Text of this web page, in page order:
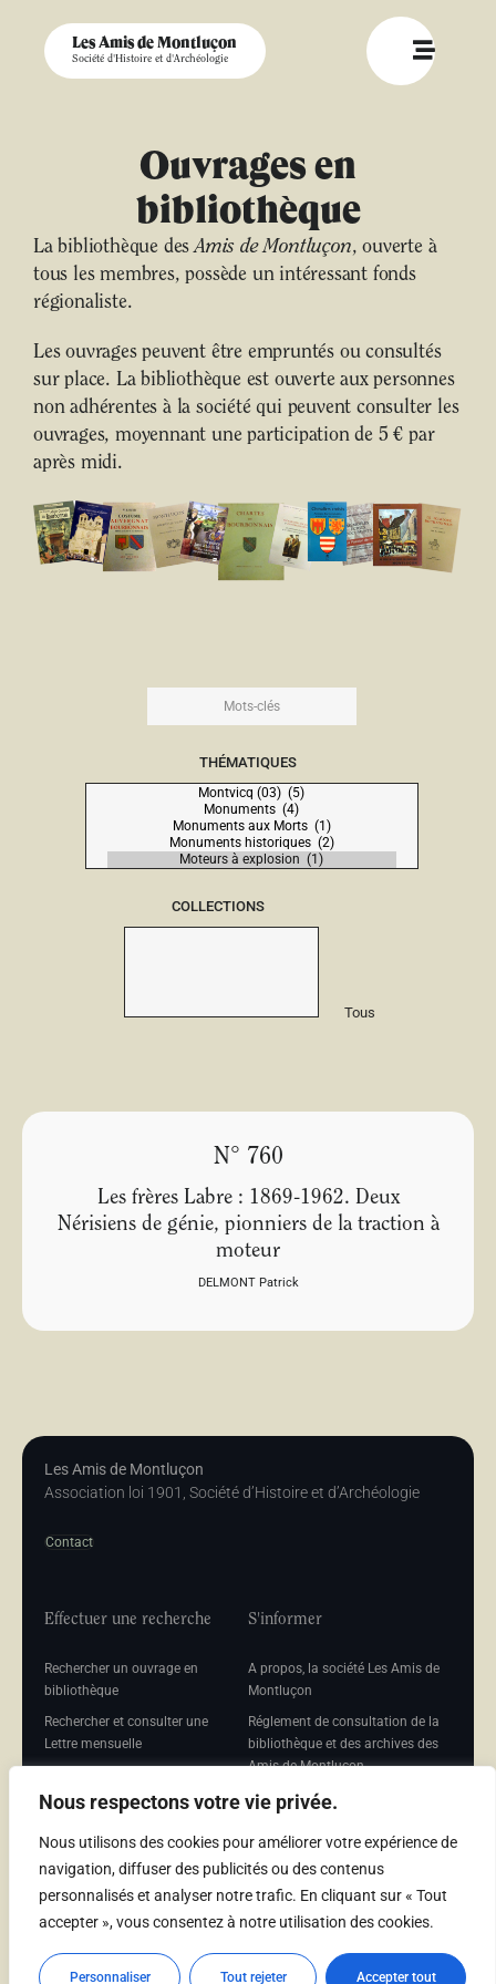
Nous respectons votre vie privée.
Nous utilisons des cookies pour améliorer votre expérience de
navigation, diffuser des publicités ou des contenus
personnalisés et analyser notre trafic. En cliquant sur « Tout
accepter », vous consentez à notre utilisation des cookies.
Personnaliser Tout rejeter Accepter tout
Les Amis de Montluçon
Société d'Histoire et d'Archéologie
Ouvrages en
bibliothèque
La bibliothèque desAmis de Montluçon, ouverte à
tous les membres, possède un intéressant fonds
régionaliste.
Les ouvrages peuvent être empruntés ou consultés
sur place. La bibliothèque est ouverte aux personnes
non adhérentes à la société qui peuvent consulter les
ouvrages, moyennant une participation de 5 € par
après midi.
THÉMATIQUES
COLLECTIONS
Tous
N° 760
Les frères Labre : 1869-1962. Deux
Nérisiens de génie, pionniers de la traction à
moteur
DELMONT Patrick
Les Amis de Montluçon
Association loi 1901, Société d’Histoire et d’Archéologie
Contact
Effectuer une recherche
Rechercher un ouvrage en
bibliothèque
Rechercher et consulter une
Lettre mensuelle
mensuelle
S'informer
A propos, la société Les Amis de
Montluçon
Réglement de consultation de la
bibliothèque et des archives des
Amis de Montluçon
Mentions légales
Adhérer